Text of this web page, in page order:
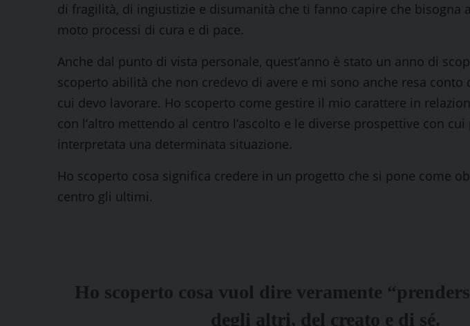
di fragilità, di ingiustizie e disumanità che ti fanno capire che bisogna
moto processi di cura e di pace.
Anche dal punto di vista personale, quest’anno è stato un anno di
scoperto abilità che non credevo di avere e mi sono anche resa
cui devo lavorare. Ho scoperto come gestire il mio carattere in
con l’altro mettendo al centro l’ascolto e le diverse prospettive con cui
interpretata una determinata situazione.
Ho scoperto cosa significa credere in un progetto che si pone come
centro gli ultimi.
Ho scoperto cosa vuol dire veramente
degli altri, del creato e di sé.